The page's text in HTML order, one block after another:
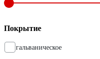
Покрытие
гальваническое